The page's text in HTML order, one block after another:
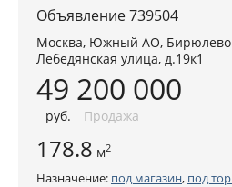
Объявление 739504
Москва, Южный АО,
Лебедянская улица, д.19к1
49 200 000
руб. Продажа
178.8 м2
Назначение: под магазин, под